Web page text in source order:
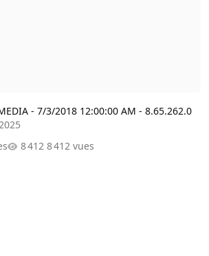
- 7/3/2018 12:00:00 AM - 8.65.262.0
8 412 vues